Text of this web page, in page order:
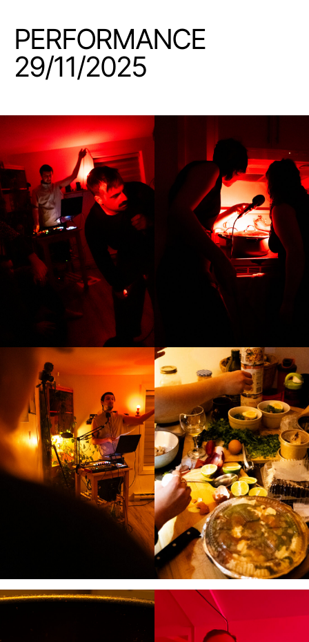
PERFORMANCE
29/11/2025